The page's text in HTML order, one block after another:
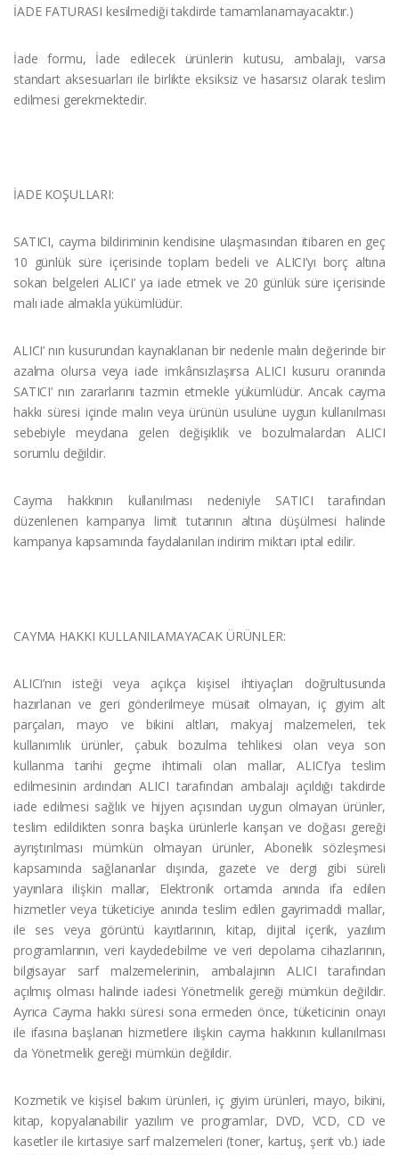
İADE FATURASI kesilmediği takdirde tamamlanamayacaktır.)
İade formu, İade edilecek ürünlerin kutusu, ambalajı, varsa
standart aksesuarları ile birlikte eksiksiz ve hasarsız olarak teslim
edilmesi gerekmektedir.
İADE KOŞULLARI:
SATICI, cayma bildiriminin kendisine ulaşmasından itibaren en geç
10 günlük süre içerisinde toplam bedeli ve ALICI’yı borç altına
sokan belgeleri ALICI’ ya iade etmek ve 20 günlük süre içerisinde
malı iade almakla yükümlüdür.
ALICI’ nın kusurundan kaynaklanan bir nedenle malın değerinde bir
azalma olursa veya iade imkânsızlaşırsa ALICI kusuru oranında
SATICI’ nın zararlarını tazmin etmekle yükümlüdür. Ancak cayma
hakkı süresi içinde malın veya ürünün usulüne uygun kullanılması
sebebiyle meydana gelen değişiklik ve bozulmalardan ALICI
sorumlu değildir.
Cayma hakkının kullanılması nedeniyle SATICI tarafından
düzenlenen kampanya limit tutarının altına düşülmesi halinde
kampanya kapsamında faydalanılan indirim miktarı iptal edilir.
CAYMA HAKKI KULLANILAMAYACAK ÜRÜNLER:
ALICI’nın isteği veya açıkça kişisel ihtiyaçları doğrultusunda
hazırlanan ve geri gönderilmeye müsait olmayan, iç giyim alt
parçaları, mayo ve bikini altları, makyaj malzemeleri, tek
kullanımlık ürünler, çabuk bozulma tehlikesi olan veya son
kullanma tarihi geçme ihtimali olan mallar, ALICI’ya teslim
edilmesinin ardından ALICI tarafından ambalajı açıldığı takdirde
iade edilmesi sağlık ve hijyen açısından uygun olmayan ürünler,
teslim edildikten sonra başka ürünlerle karışan ve doğası gereği
ayrıştırılması mümkün olmayan ürünler, Abonelik sözleşmesi
kapsamında sağlananlar dışında, gazete ve dergi gibi süreli
yayınlara ilişkin mallar, Elektronik ortamda anında ifa edilen
hizmetler veya tüketiciye anında teslim edilen gayrimaddi mallar,
ile ses veya görüntü kayıtlarının, kitap, dijital içerik, yazılım
programlarının, veri kaydedebilme ve veri depolama cihazlarının,
bilgisayar sarf malzemelerinin, ambalajının ALICI tarafından
açılmış olması halinde iadesi Yönetmelik gereği mümkün değildir.
Ayrıca Cayma hakkı süresi sona ermeden önce, tüketicinin onayı
ile ifasına başlanan hizmetlere ilişkin cayma hakkının kullanılması
da Yönetmelik gereği mümkün değildir.
Kozmetik ve kişisel bakım ürünleri, iç giyim ürünleri, mayo, bikini,
kitap, kopyalanabilir yazılım ve programlar, DVD, VCD, CD ve
kasetler ile kırtasiye sarf malzemeleri (toner, kartuş, şerit vb.) iade